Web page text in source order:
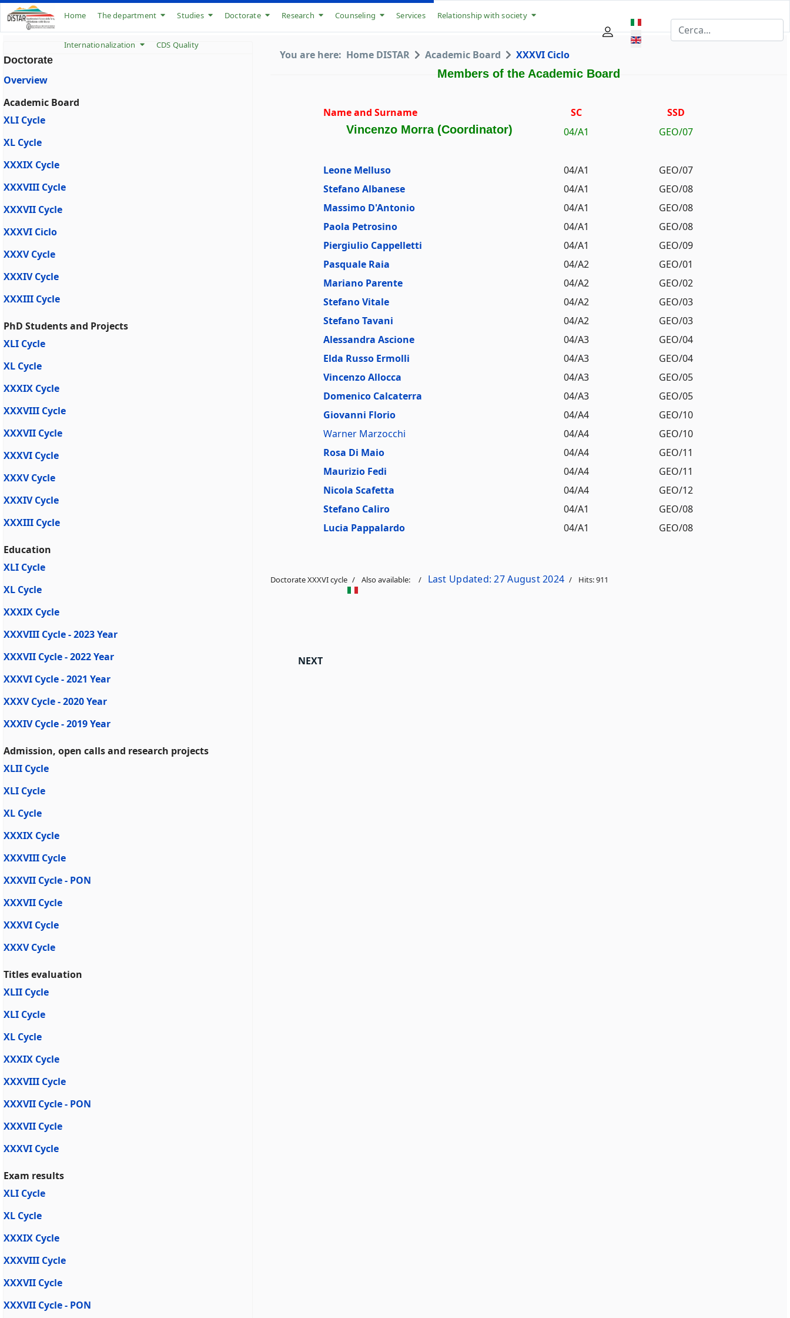
Home The department Studies Doctorate Research Counseling Services Relationship with society
Internationalization CDS Quality
Select your language
Doctorate
Overview
Academic Board
XLI Cycle
XL Cycle
XXXIX Cycle
XXXVIII Cycle
XXXVII Cycle
XXXVI Ciclo
XXXV Cycle
XXXIV Cycle
XXXIII Cycle
PhD Students and Projects
XLI Cycle
XL Cycle
XXXIX Cycle
XXXVIII Cycle
XXXVII Cycle
XXXVI Cycle
XXXV Cycle
XXXIV Cycle
XXXIII Cycle
Education
XLI Cycle
XL Cycle
XXXIX Cycle
XXXVIII Cycle - 2023 Year
XXXVII Cycle - 2022 Year
XXXVI Cycle - 2021 Year
XXXV Cycle - 2020 Year
XXXIV Cycle - 2019 Year
Admission, open calls and research projects
XLII Cycle
XLI Cycle
XL Cycle
XXXIX Cycle
XXXVIII Cycle
XXXVII Cycle - PON
XXXVII Cycle
XXXVI Cycle
XXXV Cycle
Titles evaluation
XLII Cycle
XLI Cycle
XL Cycle
XXXIX Cycle
XXXVIII Cycle
XXXVII Cycle - PON
XXXVII Cycle
XXXVI Cycle
Exam results
XLI Cycle
XL Cycle
XXXIX Cycle
XXXVIII Cycle
XXXVII Cycle
XXXVII Cycle - PON
You are here: Home DISTAR Academic Board
XXXVI Ciclo
Members of the Academic Board
Name and Surname SC
SSD
Vincenzo Morra (Coordinator)
04/A1 GEO/07
Leone Melluso 04/A1
GEO/07
Stefano Albanese
04/A1
GEO/08
Massimo D'Antonio
04/A1
GEO/08
Paola Petrosino
04/A1
GEO/08
Piergiulio Cappelletti
04/A1
GEO/09
Pasquale Raia
04/A2
GEO/01
Mariano Parente
04/A2
GEO/02
Stefano Vitale
04/A2
GEO/03
Stefano Tavani
04/A2
GEO/03
Alessandra Ascione
04/A3
GEO/04
Elda Russo Ermolli
04/A3
GEO/04
Vincenzo Allocca
04/A3
GEO/05
Domenico Calcaterra
04/A3
GEO/05
Giovanni Florio
04/A4
GEO/10
Warner Marzocchi
04/A4
GEO/10
Rosa Di Maio
04/A4
GEO/11
Maurizio Fedi
04/A4
GEO/11
Nicola Scafetta
04/A4
GEO/12
Stefano Caliro
04/A1
GEO/08
Lucia Pappalardo
04/A1 GEO/08
Doctorate XXXVI cycle Also available: Last Updated: 27 August 2024 Hits: 911
NEXT ARTICLE: EDUCATION XXXVI CYCLE
NEXT